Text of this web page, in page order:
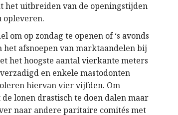
het uitbreiden van de openingstijden
opleveren.
op zondag te openen of ‘s avonds
afsnoepen van marktaandelen bij
het hoogste aantal vierkante meters
en enkele mastodonten
hiervan vier vijfden. Om
lonen drastisch te doen dalen maar
naar andere paritaire comités met